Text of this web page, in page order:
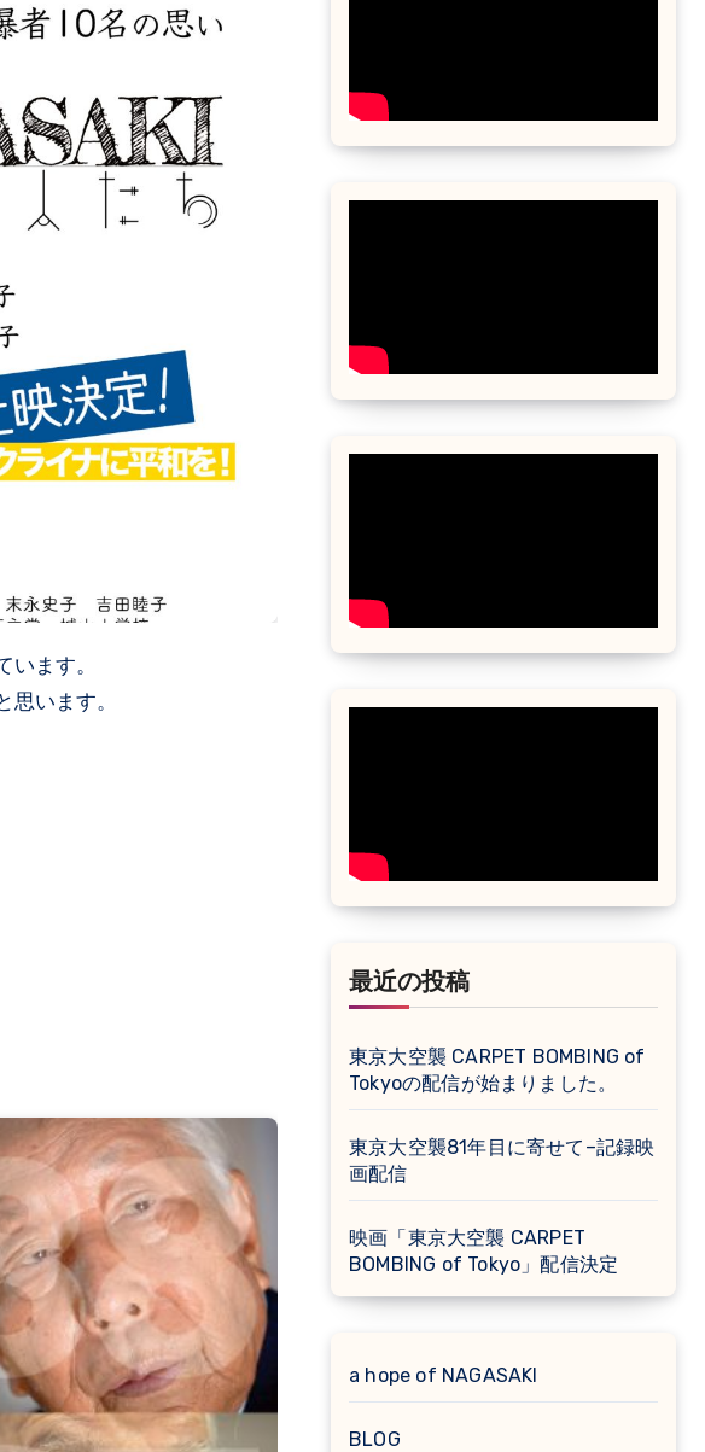
ます。
います。
最近の投稿
東京大空襲 CARPET BOMBING of
Tokyoの配信が始まりました。
東京大空襲81年目に寄せて–記録映
画配信
映画「東京大空襲 CARPET
BOMBING of Tokyo」配信決定
a hope of NAGASAKI
BLOG